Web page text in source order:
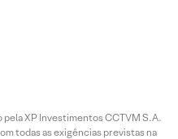
XP Investimentos CCTVM S.A.
todas as exigências previstas na